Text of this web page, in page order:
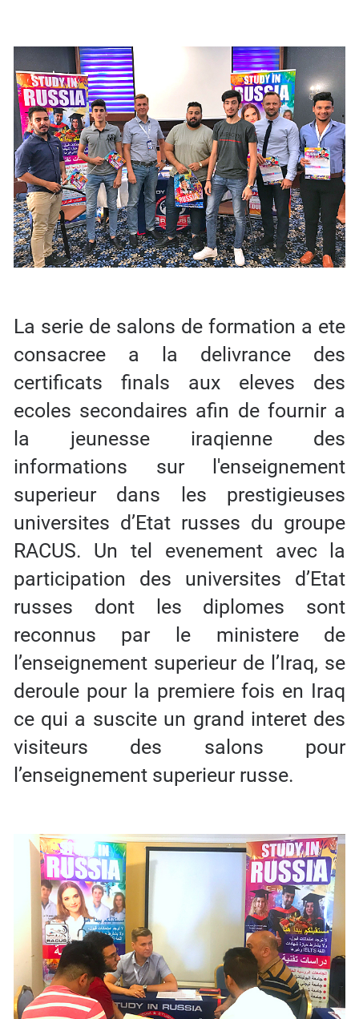
La serie de salons de formation a ete
consacree a la delivrance des
certificats finals aux eleves des
ecoles secondaires afin de fournir a
la jeunesse iraqienne des
informations sur l'enseignement
superieur dans les prestigieuses
universites d’Etat russes du groupe
RACUS. Un tel evenement avec la
participation des universites d’Etat
russes dont les diplomes sont
reconnus par le ministere de
l’enseignement superieur de l’Iraq, se
deroule pour la premiere fois en Iraq
ce qui a suscite un grand interet des
visiteurs des salons pour
l’enseignement superieur russe.